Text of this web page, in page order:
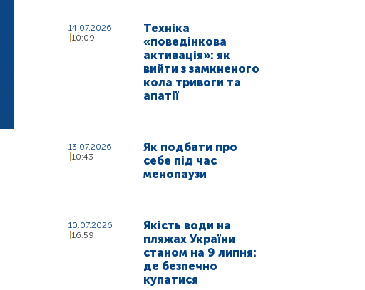
14.07.2026
10:09
Техніка
«поведінкова
активація»: як
вийти з замкненого
кола тривоги та
апатії
13.07.2026
10:43
Як подбати про
себе під час
менопаузи
10.07.2026
16:59
Якість води на
пляжах України
станом на 9 липня:
де безпечно
купатися